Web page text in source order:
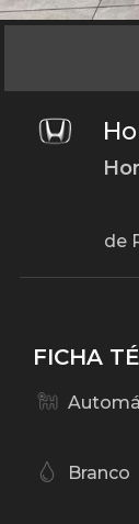
de
FICHA
Branco